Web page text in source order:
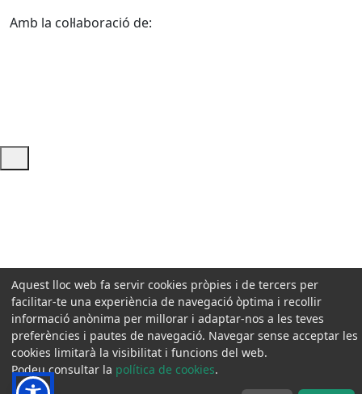
Amb la col·laboració de:
Aquest lloc web fa servir cookies pròpies i de tercers per
facilitar-te una experiència de navegació òptima i recollir
informació anònima per millorar i adaptar-nos a les teves
preferències i pautes de navegació. Navegar sense acceptar les
cookies limitarà la visibilitat i funcions del web.
Podeu consultar la política de cookies.